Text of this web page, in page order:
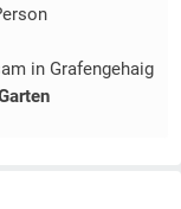
in Grafengehaig